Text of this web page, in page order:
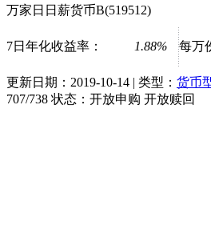
万家日日薪货币B(519512)
7日年化收益率： 1.88% 每万
更新日期： 2019-10-14 | 类型： 货币
707/738 状态： 开放申购 开放赎回